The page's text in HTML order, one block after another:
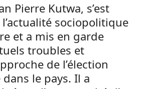
Pierre Kutwa, s’est
sociopolitique
et a mis en garde
troubles et
de l’élection
le pays. Il a